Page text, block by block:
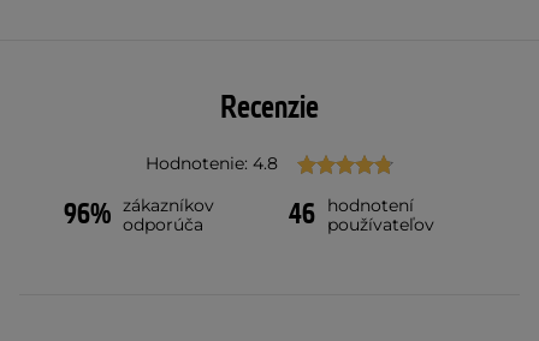
Recenzie
Hodnotenie: 4.8
96% zákazníkov
odporúča
46
hodnotení
používateľov